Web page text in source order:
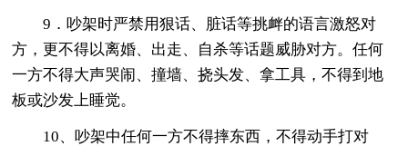
9．吵架时严禁用狠话、脏话等挑衅的语言激怒对
方，更不得以离婚、出走、自杀等话题威胁对方。任何
一方不得大声哭闹、撞墙、挠头发、拿工具，不得到地
板或沙发上睡觉。
10、吵架中任何一方不得摔东西，不得动手打对